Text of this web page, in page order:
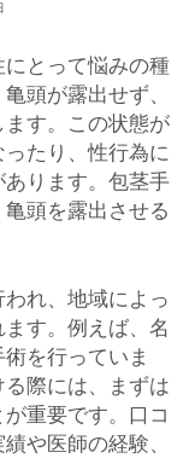
とって悩みの種
頭が露出せず、
す。この状態が
たり、性行為に
ります。包茎手
頭を露出させる
れ、地域によっ
す。例えば、名
を行っていま
際には、まずは
重要です。口コ
や医師の経験、